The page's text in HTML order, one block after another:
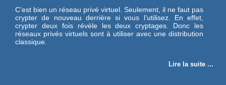
C’est bien un réseau privé virtuel. Seulement, il ne faut pas
crypter de nouveau derrière si vous l’utilisez. En effet,
crypter deux fois révèle les deux cryptages. Donc les
réseaux privés virtuels sont à utiliser avec une distribution
classique.
Lire la suite ...